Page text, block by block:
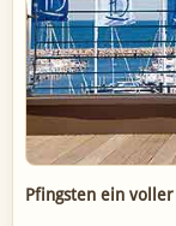
Pfingsten ein